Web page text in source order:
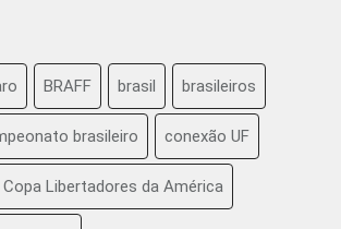
BRAFF brasil brasileiros
brasileiro conexão UF
Copa Libertadores da América